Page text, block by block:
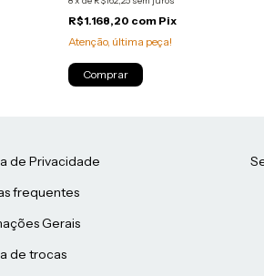
R$1.168,20 com Pix
Atenção, última peça!
Comprar
de Privacidade
frequentes
Gerais
de trocas